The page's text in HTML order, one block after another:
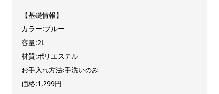
【基礎情報】
カラー:ブルー
容量:2L
材質:ポリエステル
お手入れ方法:手洗いのみ
価格:1,299円